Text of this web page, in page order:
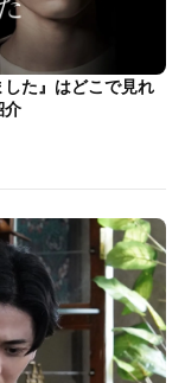
た』はどこで見れ
介